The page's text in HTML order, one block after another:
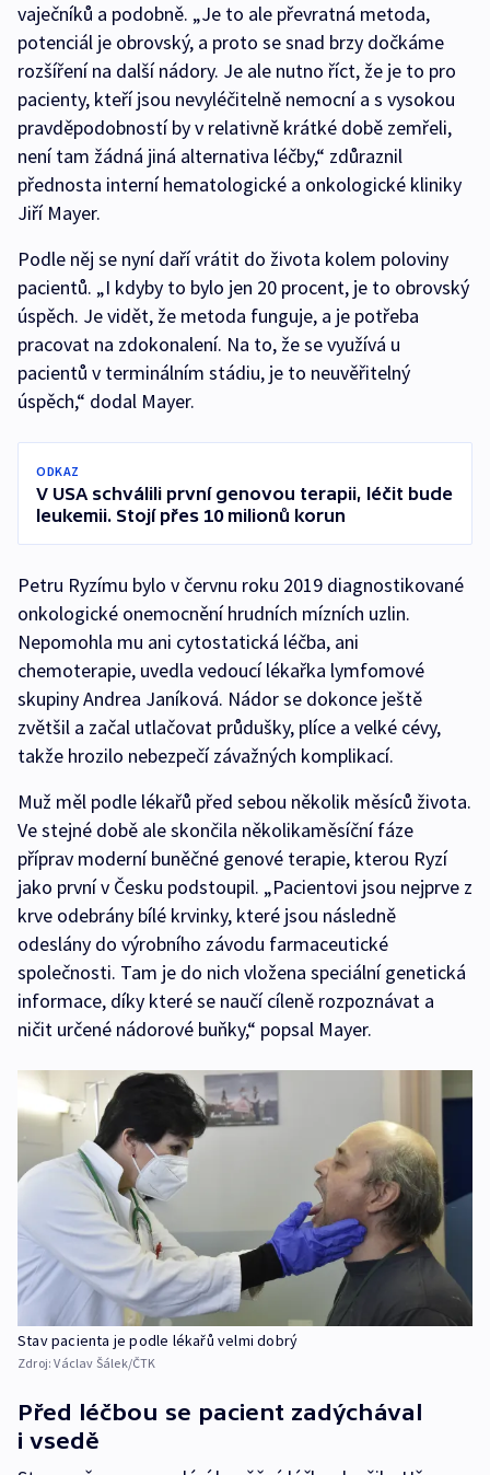
vaječníků a podobně. „Je to ale převratná metoda,
potenciál je obrovský, a proto se snad brzy dočkáme
rozšíření na další nádory. Je ale nutno říct, že je to pro
pacienty, kteří jsou nevyléčitelně nemocní a s vysokou
pravděpodobností by v relativně krátké době zemřeli,
není tam žádná jiná alternativa léčby,“ zdůraznil
přednosta interní hematologické a onkologické kliniky
Jiří Mayer.
Podle něj se nyní daří vrátit do života kolem poloviny
pacientů. „I kdyby to bylo jen 20 procent, je to obrovský
úspěch. Je vidět, že metoda funguje, a je potřeba
pracovat na zdokonalení. Na to, že se využívá u
pacientů v terminálním stádiu, je to neuvěřitelný
úspěch,“ dodal Mayer.
ODKAZ
V USA schválili první genovou terapii, léčit bude
leukemii. Stojí přes 10 milionů korun
Petru Ryzímu bylo v červnu roku 2019 diagnostikované
onkologické onemocnění hrudních mízních uzlin.
Nepomohla mu ani cytostatická léčba, ani
chemoterapie, uvedla vedoucí lékařka lymfomové
skupiny Andrea Janíková. Nádor se dokonce ještě
zvětšil a začal utlačovat průdušky, plíce a velké cévy,
takže hrozilo nebezpečí závažných komplikací.
Muž měl podle lékařů před sebou několik měsíců života.
Ve stejné době ale skončila několikaměsíční fáze
příprav moderní buněčné genové terapie, kterou Ryzí
jako první v Česku podstoupil. „Pacientovi jsou nejprve z
krve odebrány bílé krvinky, které jsou následně
odeslány do výrobního závodu farmaceutické
společnosti. Tam je do nich vložena speciální genetická
informace, díky které se naučí cíleně rozpoznávat a
ničit určené nádorové buňky,“ popsal Mayer.
Stav pacienta je podle lékařů velmi dobrý
Zdroj:Václav Šálek/ČTK
Před léčbou se pacient zadýchával
i vsedě